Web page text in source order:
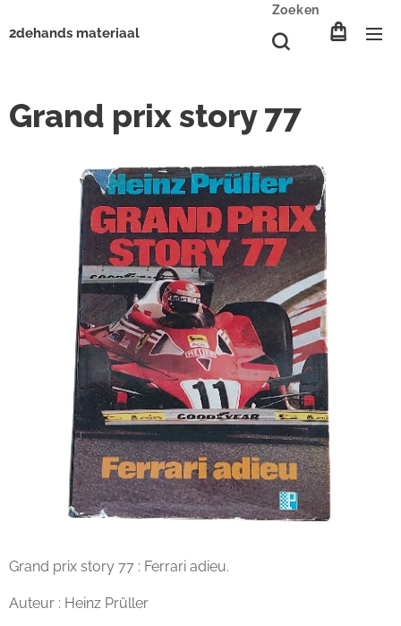
2dehands materiaal
Zoeken
Grand prix story 77
Grand prix story 77 : Ferrari adieu.
Auteur : Heinz Prüller